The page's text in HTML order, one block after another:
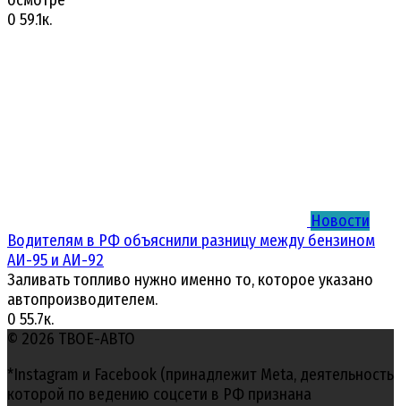
0 59.1к.
Новости
Водителям в РФ объяснили разницу между бензином
АИ-95 и АИ-92
Заливать топливо нужно именно то, которое указано
автопроизводителем.
0 55.7к.
© 2026 ТВОЕ-АВТО
*Instagram и Facebook (принадлежит Meta, деятельность
которой по ведению соцсети в РФ признана